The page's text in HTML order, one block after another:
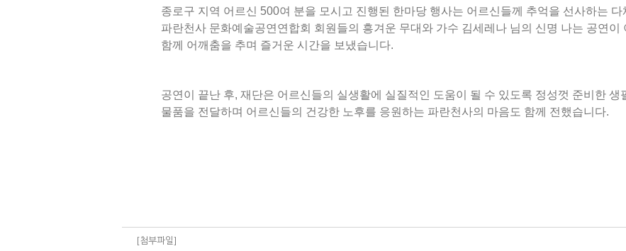
종로구 지역 어르신 500여 분을 모시고 진행된 한마당 행사는 어르신들께 추억을 선사하는
파란천사 문화예술공연연합회 회원들의 흥겨운 무대와 가수 김세레나 님의 신명 나는 공연
함께 어깨춤을 추며 즐거운 시간을 보냈습니다.
공연이 끝난 후, 재단은 어르신들의 실생활에 실질적인 도움이 될 수 있도록 정성껏 준비한 생
물품을 전달하며 어르신들의 건강한 노후를 응원하는 파란천사의 마음도 함께 전했습니다.
[첨부파일]